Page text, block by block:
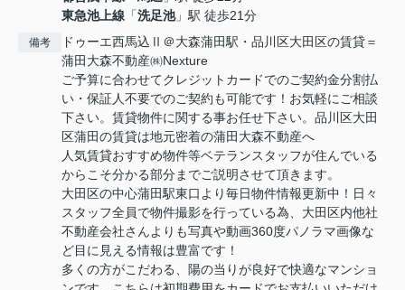
東急池上線 「洗足池」駅 徒歩21分
備考
ドゥーエ西馬込Ⅱ＠大森蒲田駅・品川区大田区の賃貸＝
蒲田大森不動産㈱Nexture
ご予算に合わせてクレジットカードでのご契約金分割払
い・保証人不要でのご契約も可能です！お気軽にご相談
下さい。賃貸物件に関する事お任せ下さい。品川区大田
区蒲田の賃貸は地元密着の蒲田大森不動産へ
人気賃貸おすすめ物件等ベテランスタッフが住んでいる
からこそ分かる部分までご説明させて頂きます。
大田区の中心蒲田駅東口より毎日物件情報更新中！日々
スタッフ全員で物件撮影を行っている為、大田区内他社
不動産会社さんよりも写真や動画360度パノラマ画像な
ど目に見える情報は豊富です！
多くの方がこだわる、陽の当りが良好で快適なマンショ